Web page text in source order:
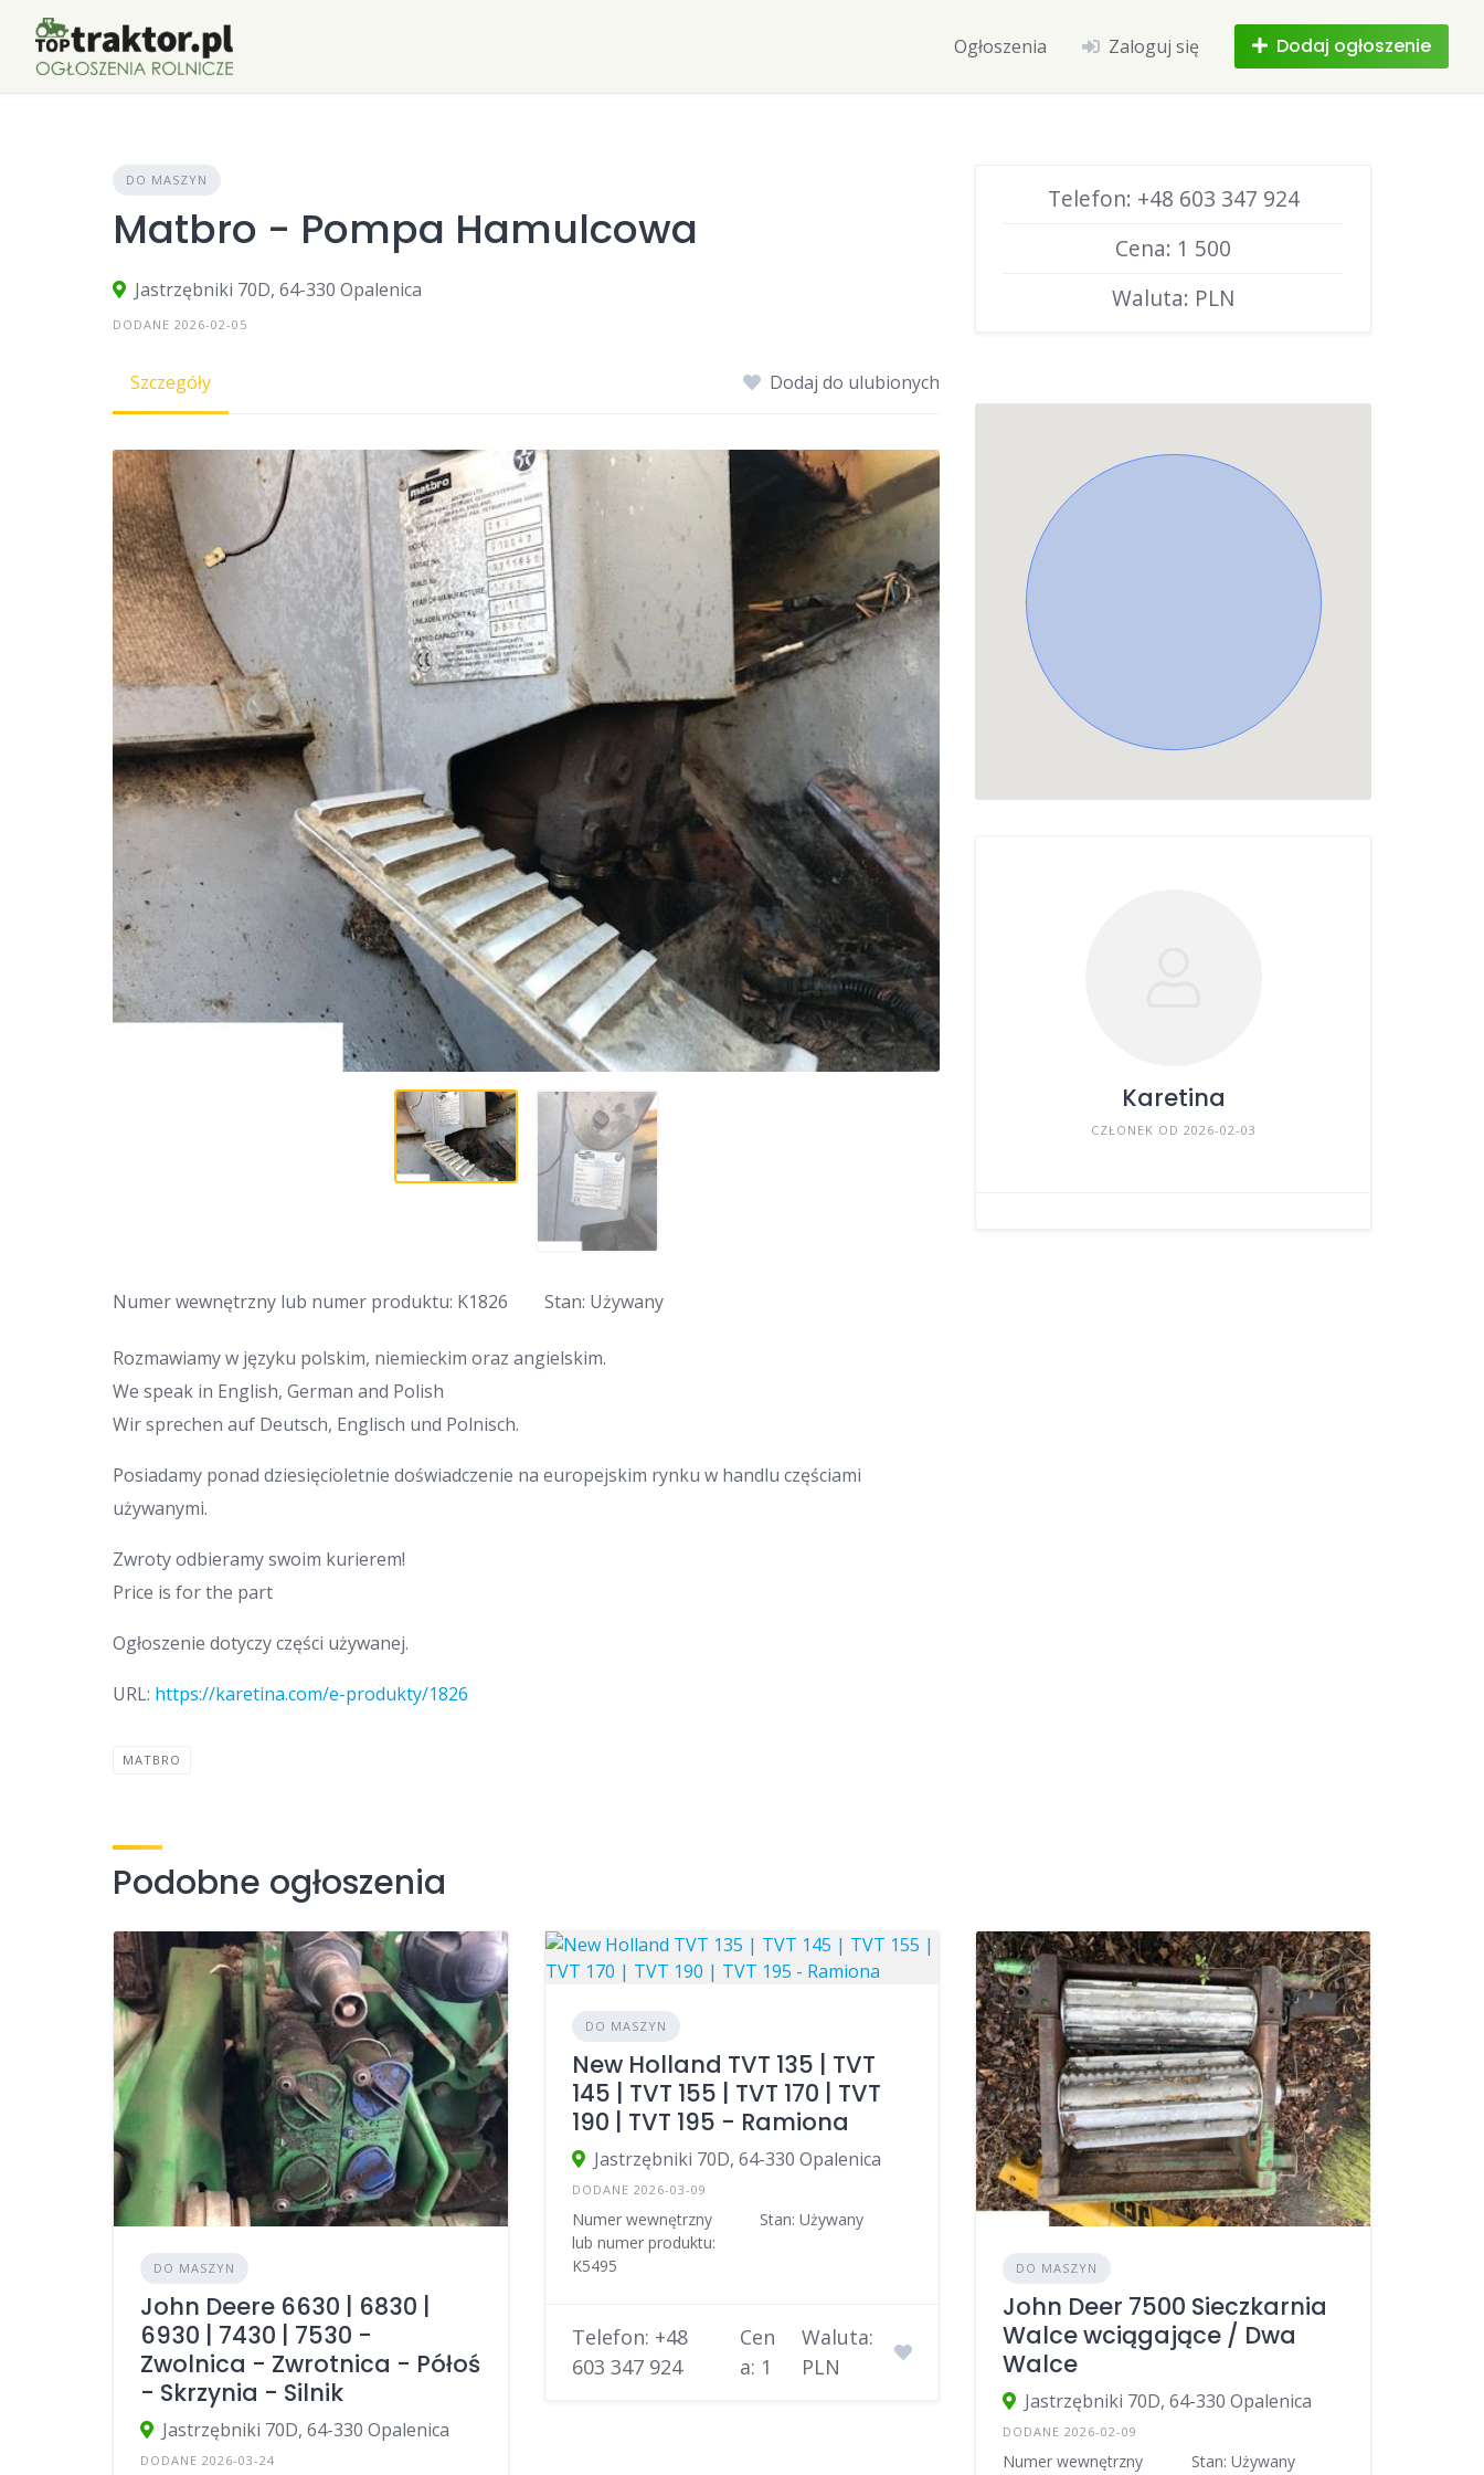
content
Ogłoszenia Zaloguj się Dodaj ogłoszenie
DO MASZYN
Matbro - Pompa Hamulcowa
Jastrzębniki 70D, 64-330 Opalenica
DODANE 2026-02-05
Szczegóły Dodaj do ulubionych
Numer wewnętrzny lub numer produktu: K1826 Stan: Używany
Rozmawiamy w języku polskim, niemieckim oraz angielskim.
We speak in English, German and Polish
Wir sprechen auf Deutsch, Englisch und Polnisch.
Posiadamy ponad dziesięcioletnie doświadczenie na europejskim rynku w handlu częściami
używanymi.
Zwroty odbieramy swoim kurierem!
Price is for the part
Ogłoszenie dotyczy części używanej.
URL: https://karetina.com/e-produkty/1826
MATBRO
Telefon: +48 603 347 924
Cena: 1 500
Waluta: PLN
Karetina
CZŁONEK OD 2026-02-03
Podobne ogłoszenia
DO MASZYN
John Deere 6630 | 6830 |
6930 | 7430 | 7530 -
Zwolnica - Zwrotnica - Półoś
- Skrzynia - Silnik
Jastrzębniki 70D, 64-330 Opalenica
DODANE 2026-03-24
DO MASZYN
New Holland TVT 135 | TVT
145 | TVT 155 | TVT 170 | TVT
190 | TVT 195 - Ramiona
Jastrzębniki 70D, 64-330 Opalenica
DODANE 2026-03-09
Numer wewnętrzny
lub numer produktu:
K5495
Stan: Używany
Telefon: +48
603 347 924
Cen
a: 1
Waluta:
PLN
DO MASZYN
John Deer 7500 Sieczkarnia
Walce wciągające / Dwa
Walce
Jastrzębniki 70D, 64-330 Opalenica
DODANE 2026-02-09
Numer wewnętrzny
Stan: Używany